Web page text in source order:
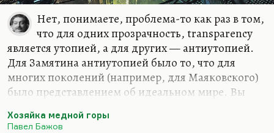
Нет, понимаете, проблема-то как раз в том,
что для одних прозрачность, transparency
является утопией, а для других — антиутопией.
Для Замятина антиутопией было то, что для
многих поколений (например, для Маяковского)
было представлением об идеальном мире. Вы
прозрачные стены в «Мы».
Хозяйка медной горы
Павел Бажов